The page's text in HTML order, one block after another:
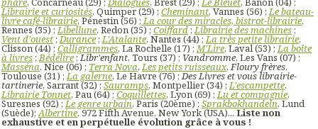
Librairie et curiosités, Quimper (29) ; Cheminant, Vannes (56) ;Le bateau-
livre café-librairie, Pénestin (56) ;La cour des miracles, bistrot-librairie,
Rennes (35) ;Libellune, Redon (35) ;Coiffard;Librairie des machines;
Vent d'ouest;Durance;L'Atalante, Nantes (44) ;La très petite librairie,
Clisson (44) ;Calligrammes, La Rochelle (17) ;M'Lire, Laval (53) ;La boîte
à livres;Bédélire;Libr'enfant, Tours (37) ; Vandromme, Les Vans (07) ;
Masséna, Nice (06) ; Terra Nova,Les petits ruisseaux,Floury frères,
Toulouse (31) ;La galerne, Le Havre (76) ;Des Livres et vous librairie-
tartinerie, Sarrant (32) ;Sauramps, Montpellier (34) ;L'escampette,
Librairie Tonnet, Pau (64) ;Coquillettes, Lyon (69) ;Lu et compagnie,
Suresnes (92) ;Le genre urbain, Paris (20ème) ; Sprakbokhandeln, Lund
(Suède);Albertine, 972 Fifth Avenue, New York (USA)...Liste non
exhaustive et en perpétuelle évolution grâce à vous !